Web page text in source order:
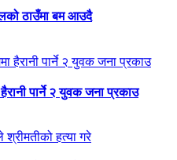
ठाउँमा बम आउदै
पार्ने २ युवक जना प्रकाउ